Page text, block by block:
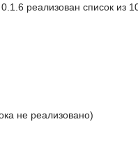
реализован список из
не реализовано)